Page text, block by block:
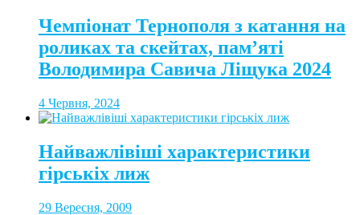
Чемпіонат Тернополя з катання на
роликах та скейтах, пам’яті
Володимира Савича Ліщука 2024
4 Червня, 2024
Найважлівіші характеристики
гірськіх лиж
29 Вересня, 2009